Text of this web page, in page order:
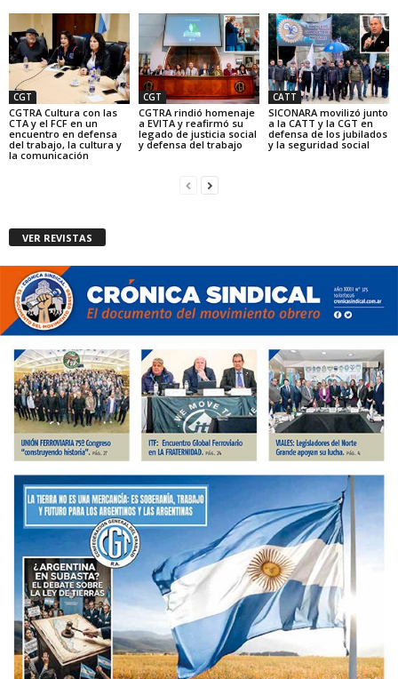
CGT
CGTRA Cultura con las
CTA y el FCF en un
encuentro en defensa
del trabajo, la cultura y
la comunicación
CGT
CGTRA rindió homenaje
a EVITA y reafirmó su
legado de justicia social
y defensa del trabajo
CATT
SICONARA movilizó junto
a la CATT y la CGT en
defensa de los jubilados
y la seguridad social
VER REVISTAS